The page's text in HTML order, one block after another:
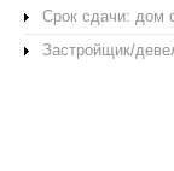
Срок сдачи: дом
Застройщик/